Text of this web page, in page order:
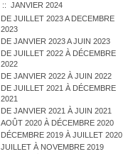
JANVIER 2024
DE JUILLET 2023 A DECEMBRE
2023
DE JANVIER 2023 A JUIN 2023
DE JUILLET 2022 À DÉCEMBRE
2022
DE JANVIER 2022 À JUIN 2022
DE JUILLET 2021 À DÉCEMBRE
2021
DE JANVIER 2021 À JUIN 2021
AOÛT 2020 À DÉCEMBRE 2020
DÉCEMBRE 2019 À JUILLET 2020
JUILLET À NOVEMBRE 2019